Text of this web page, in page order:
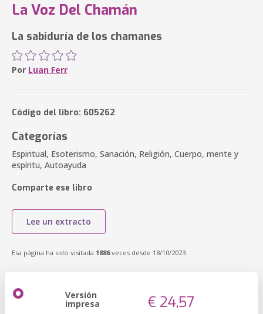
La Voz Del Chamán
La sabiduría de los chamanes
Por Luan Ferr
Código del libro: 605262
Categorías
Espiritual, Esoterismo, Sanación, Religión, Cuerpo, mente y
espíritu, Autoayuda
Comparte ese libro
Lee un extracto
Esa página ha sido visitada 1886veces desde 18/10/2023
Versión
impresa € 24,57